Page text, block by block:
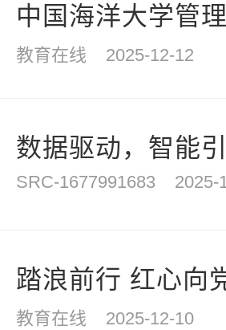
中国海洋大学管
教育在线 2025-12-12
数据驱动，智能
SRC-1677991683 2025-
踏浪前行 红心向
教育在线 2025-12-10